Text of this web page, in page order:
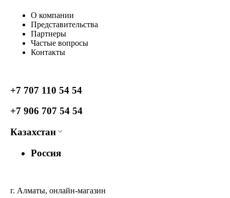
О компании
Представительства
Партнеры
Частые вопросы
Контакты
+7 707 110 54 54
+7 906 707 54 54
Казахстан
Россия
г. Алматы, онлайн-магазин